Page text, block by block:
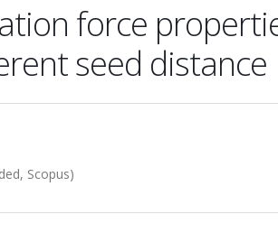
force
seed distance
Scopus)